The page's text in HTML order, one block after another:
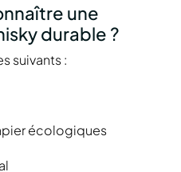
une
durable ?
suivants :
écologiques